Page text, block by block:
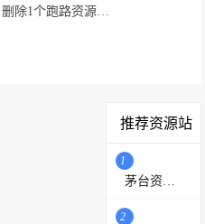
推荐资源站
1
2